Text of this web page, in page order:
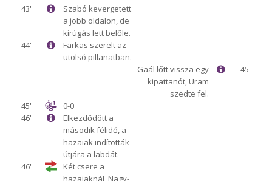
43'
Szabó kevergetett
a jobb oldalon, de
kirúgás lett belőle.
44'
Farkas szerelt az
utolsó pillanatban.
45'
Gaál lőtt vissza egy
kipattanót, Uram
szedte fel.
45'
0-0
46'
Elkezdődött a
második félidő, a
hazaiak indították
útjára a labdát.
46'
Két csere a
hazaiaknál, Nagy-